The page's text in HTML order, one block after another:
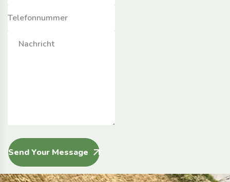
Send Your Message